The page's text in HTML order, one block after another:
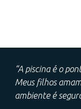
“A piscina é o
Meus filhos
ambiente é